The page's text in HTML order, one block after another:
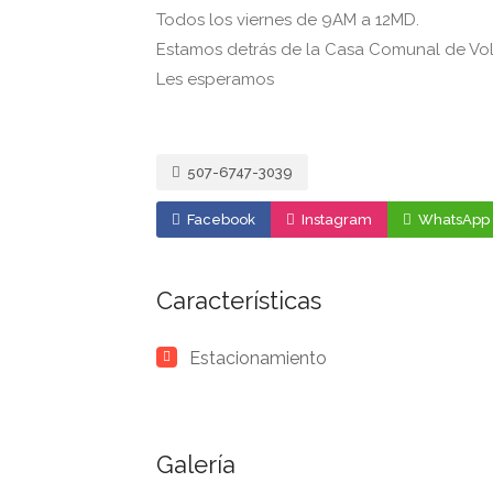
Todos los viernes de 9AM a 12MD.
Estamos detrás de la Casa Comunal de
Les esperamos
507-6747-3039
Facebook Instagram WhatsApp
Características
Estacionamiento
Galería